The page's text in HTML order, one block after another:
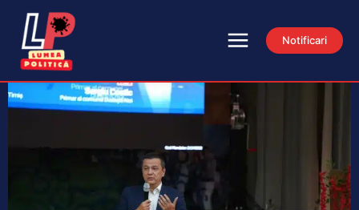
Notificari